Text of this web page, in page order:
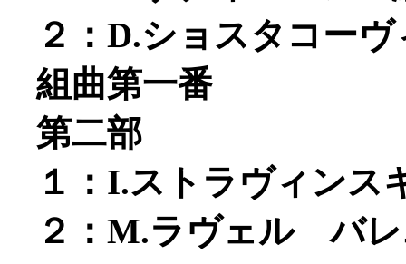
２：D.ショスタコー
組曲第一番
第二部
１：I.ストラヴィン
２：M.ラヴェル バ